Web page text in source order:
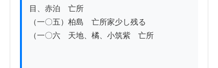
目、赤泊　亡所
（一〇五）柏島　亡所家少し残る
（一〇六　天地、橘、小筑紫　亡所